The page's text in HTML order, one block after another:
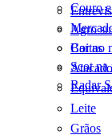
Agro
Cartas
Scot na
Radar
Couro
Boi no
Atacado
Leite
Grãos